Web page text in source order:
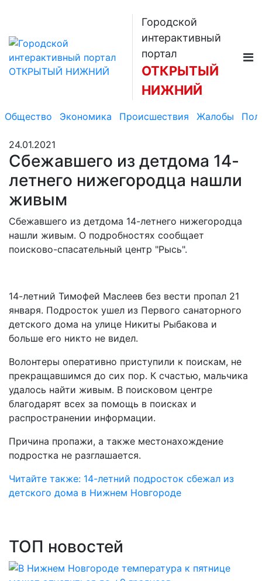
Городской
интерактивный
портал
ОТКРЫТЫЙ
НИЖНИЙ
Общество Экономика Происшествия Жалобы
24.01.2021
Сбежавшего из детдома 14-
летнего нижегородца нашли
живым
Сбежавшего из детдома 14-летнего нижегородца
нашли живым. О подробностях сообщает
поисково-спасательный центр "Рысь".
14-летний Тимофей Маслеев без вести пропал 21
января. Подросток ушел из Первого санаторного
детского дома на улице Никиты Рыбакова и
больше его никто не видел.
Волонтеры оперативно приступили к поискам, не
прекращавшимся до сих пор. К счастью, мальчика
удалось найти живым. В поисковом центре
благодарят всех за помощь в поисках и
распространении информации.
Причина пропажи, а также местонахождение
подростка не разглашается.
Читайте также: 14-летний подросток сбежал из
детского дома в Нижнем Новгороде
ТОП новостей